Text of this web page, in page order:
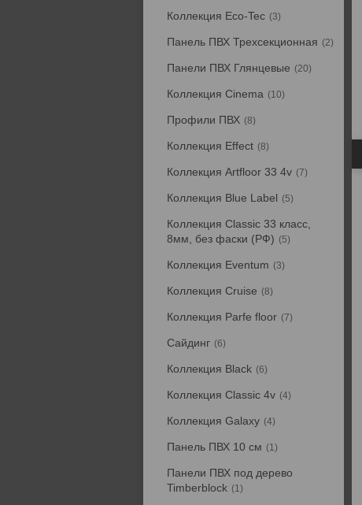
Коллекция Eco-Tec 3
Панель ПВХ Трехсекционная 2
Панели ПВХ Глянцевые 20
Коллекция Cinema 10
Профили ПВХ 8
Коллекция Effect 8
Коллекция Artfloor 33 4v 7
Коллекция Blue Label 5
Коллекция Classic 33 класс,
8мм, без фаски (РФ)
5
Коллекция Eventum 3
Коллекция Cruise 8
Коллекция Parfe floor 7
Сайдинг 6
Коллекция Black 6
Коллекция Classic 4v 4
Коллекция Galaxy 4
Панель ПВХ 10 см 1
Панели ПВХ под дерево
Timberblock
1